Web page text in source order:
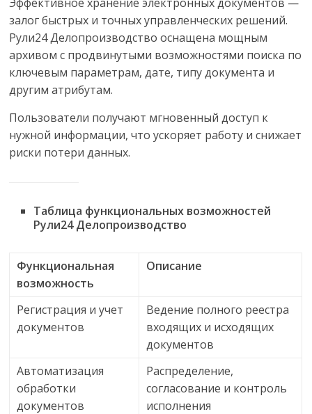
залог быстрых и точных управленческих решений.
Рули24 Делопроизводство оснащена мощным
архивом с продвинутыми возможностями поиска по
ключевым параметрам, дате, типу документа и
другим атрибутам.
Пользователи получают мгновенный доступ к
нужной информации, что ускоряет работу и снижает
риски потери данных.
Таблица функциональных возможностей
Рули24 Делопроизводство
Функциональная
возможность
Описание
Регистрация и учет
документов
Ведение полного реестра
входящих и исходящих
документов
Автоматизация
обработки
документов
Распределение,
согласование и контроль
исполнения